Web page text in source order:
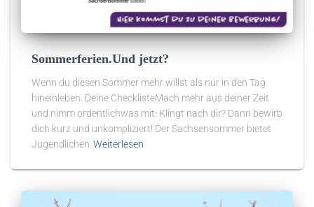
Sommerferien.Und jetzt?
Wenn du diesen Sommer mehr willst als nur in den Tag
hineinleben. Deine ChecklisteMach mehr aus deiner Zeit
und nimm ordentlichwas mit: Klingt nach dir? Dann bewirb
dich kurz und unkompliziert! Der Sachsensommer bietet
Jugendlichen Weiterlesen